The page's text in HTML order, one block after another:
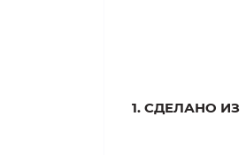
1. СДЕЛАНО ИЗ